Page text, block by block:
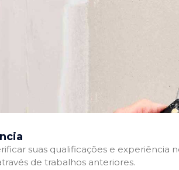
suas qualificações e experiência
de trabalhos anteriores.